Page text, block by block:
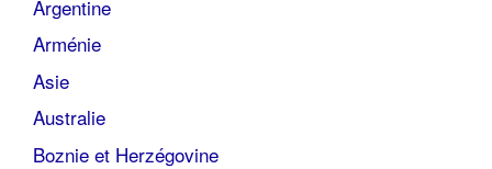
Argentine
Arménie
Asie
Australie
Boznie et Herzégovine